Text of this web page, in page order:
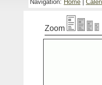
Navigation: Home
Zoom